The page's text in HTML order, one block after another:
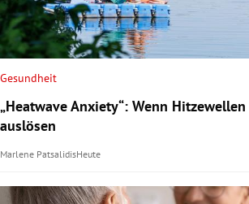
Gesundheit
„Heatwave Anxiety“: Wenn
auslösen
Marlene PatsalidisHeute